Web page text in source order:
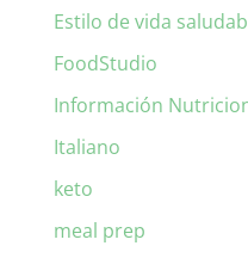
Estilo de vida
FoodStudio
Información
Italiano
keto
meal prep